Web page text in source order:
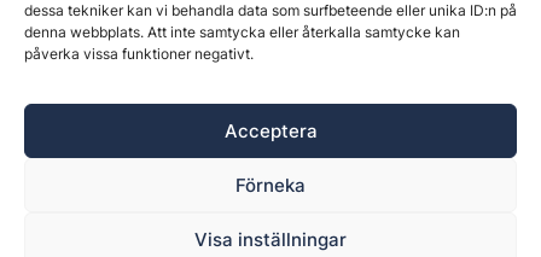
dessa tekniker kan vi behandla data som surfbeteende eller unika ID:n på
denna webbplats. Att inte samtycka eller återkalla samtycke kan
påverka vissa funktioner negativt.
Acceptera
Förneka
Visa inställningar
Östernäsvägen 1, 827 32 Ljusdal, org.nr: 556625-6425 -
Ansvarig utgivare: Henrik Ekberg. Innehållet på denna
webbplats är upphovsrättsligt skyddat. Ange källa vid citering.
Byggvärlden är en del avMarknadsdatagruppen
Policy för datahantering, integritet och cookies